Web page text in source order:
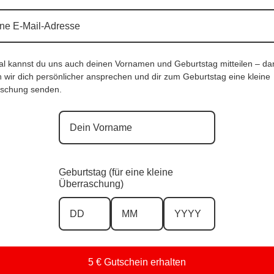
kannst du uns auch deinen Vornamen und Geburtstag mitteilen –
wir dich persönlicher ansprechen und dir zum Geburtstag eine kleine
senden.
Geburtstag (für eine kleine
Überraschung)
5 € Gutschein erhalten